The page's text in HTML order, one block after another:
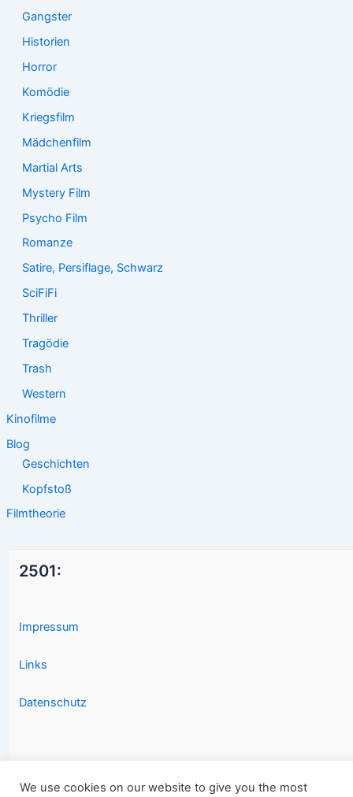
Gangster
Historien
Horror
Komödie
Kriegsfilm
Mädchenfilm
Martial Arts
Mystery Film
Psycho Film
Romanze
Satire, Persiflage, Schwarz
SciFiFi
Thriller
Tragödie
Trash
Western
Kinofilme
Blog
Geschichten
Kopfstoß
Filmtheorie
2501:
Impressum
Links
Datenschutz
We use cookies on our website to give you the most